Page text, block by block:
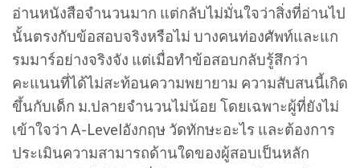
อ่านหนังสือจำนวนมาก แต่กลับไม่มั่นใจว่าสิ่งที่อ่านไป
นั้นตรงกับข้อสอบจริงหรือไม่ บางคนท่องศัพท์และแก
รมมาร์อย่างจริงจัง แต่เมื่อทำข้อสอบกลับรู้สึกว่า
คะแนนที่ได้ไม่สะท้อนความพยายาม ความสับสนนี้เกิด
ขึ้นกับเด็ก ม.ปลายจำนวนไม่น้อย โดยเฉพาะผู้ที่ยังไม่
เข้าใจว่า A-Levelอังกฤษ วัดทักษะอะไร และต้องการ
ประเมินความสามารถด้านใดของผู้สอบเป็นหลัก